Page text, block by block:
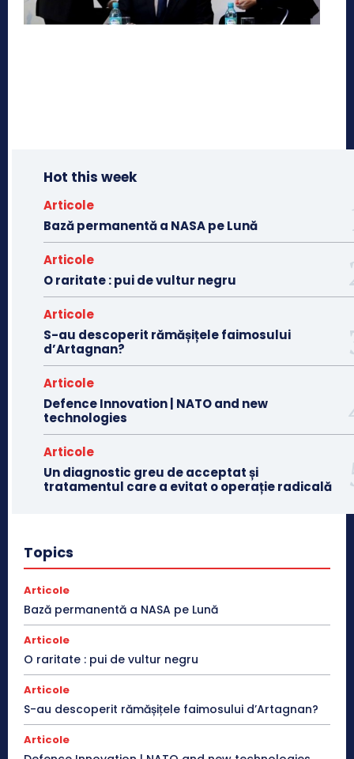
Hot this week
Articole
Bază permanentă a NASA pe Lună
Articole
O raritate : pui de vultur negru
Articole
S-au descoperit rămășițele faimosului
d’Artagnan?
Articole
Defence Innovation | NATO and new
technologies
Articole
Un diagnostic greu de acceptat și
tratamentul care a evitat o operație radicală
Topics
Articole
Bază permanentă a NASA pe Lună
Articole
O raritate : pui de vultur negru
Articole
S-au descoperit rămășițele faimosului d’Artagnan?
Articole